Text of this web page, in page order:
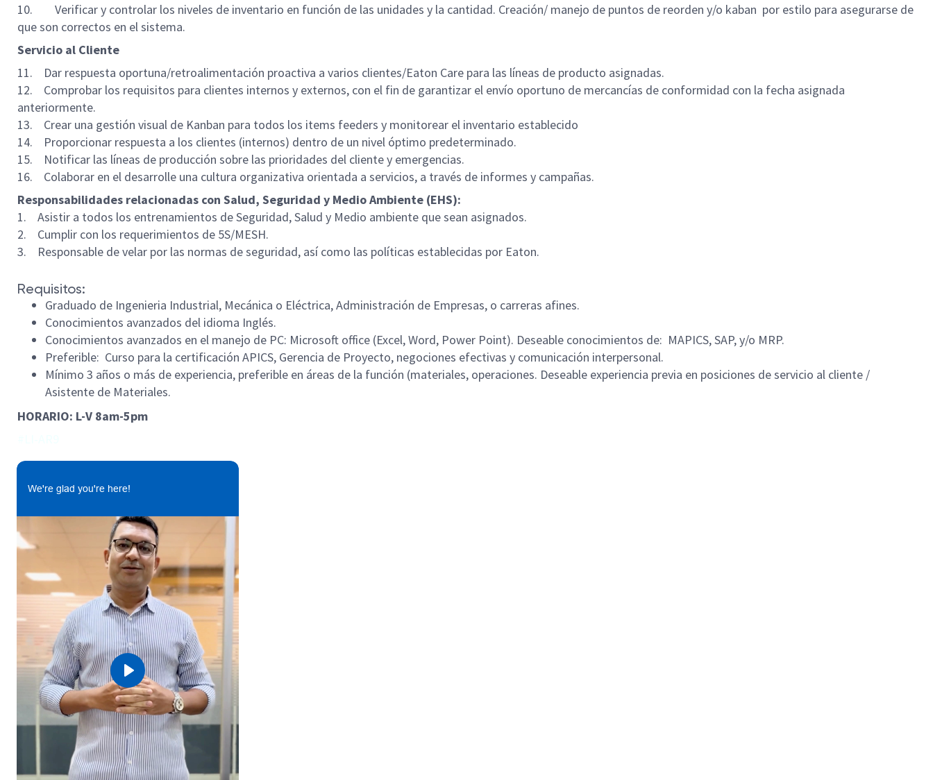
10. Verificar y controlar los niveles de inventario en función de las unidades y la cantidad. Creación/ manejo de puntos de reorden y/o kaban por estilo para asegurarse de
que son correctos en el sistema.
Servicio al Cliente
11. Dar respuesta oportuna/retroalimentación proactiva a varios clientes/Eaton Care para las líneas de producto asignadas.
12. Comprobar los requisitos para clientes internos y externos, con el fin de garantizar el envío oportuno de mercancías de conformidad con la fecha asignada
anteriormente.
13. Crear una gestión visual de Kanban para todos los items feeders y monitorear el inventario establecido
14. Proporcionar respuesta a los clientes (internos) dentro de un nivel óptimo predeterminado.
15. Notificar las líneas de producción sobre las prioridades del cliente y emergencias.
16. Colaborar en el desarrolle una cultura organizativa orientada a servicios, a través de informes y campañas.
Responsabilidades relacionadas con Salud, Seguridad y Medio Ambiente (EHS):
1. Asistir a todos los entrenamientos de Seguridad, Salud y Medio ambiente que sean asignados.
2. Cumplir con los requerimientos de 5S/MESH.
3. Responsable de velar por las normas de seguridad, así como las políticas establecidas por Eaton.
Requisitos:
Graduado de Ingenieria Industrial, Mecánica o Eléctrica, Administración de Empresas, o carreras afines.
Conocimientos avanzados del idioma Inglés.
Conocimientos avanzados en el manejo de PC: Microsoft office (Excel, Word, Power Point). Deseable conocimientos de: MAPICS, SAP, y/o MRP.
Preferible: Curso para la certificación APICS, Gerencia de Proyecto, negociones efectivas y comunicación interpersonal.
Mínimo 3 años o más de experiencia, preferible en áreas de la función (materiales, operaciones. Deseable experiencia previa en posiciones de servicio al cliente /
Asistente de Materiales.
HORARIO: L-V 8am-5pm
We're glad you're here!
Play